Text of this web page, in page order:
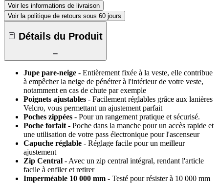
Voir les informations de livraison
Voir la politique de retours sous 60 jours
Détails du Produit
Jupe pare-neige - Entièrement fixée à la veste, elle contribue
à empêcher la neige de pénétrer à l'intérieur de votre veste,
notamment en cas de chute par exemple
Poignets ajustables - Facilement réglables grâce aux lanières
Velcro, vous permettant un ajustement parfait
Poches zippées - Pour un rangement pratique et sécurisé.
Poche forfait - Poche dans la manche pour un accès rapide et
une utilisation de votre pass électronique pour l'ascenseur
Capuche réglable - Réglage facile pour un meilleur
ajustement
Zip Central - Avec un zip central intégral, rendant l'article
facile à enfiler et retirer
Imperméable 10 000 mm - Testé pour résister à 10 000 mm